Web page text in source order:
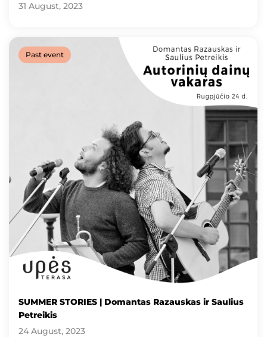
31 August, 2023
Past event
SUMMER STORIES | Domantas Razauskas ir Saulius
Petreikis
24 August, 2023